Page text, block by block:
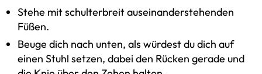
Stehe mit schulterbreit auseinanderstehenden
Füßen.
Beuge dich nach unten, als würdest du dich auf
einen Stuhl setzen, dabei den Rücken gerade und